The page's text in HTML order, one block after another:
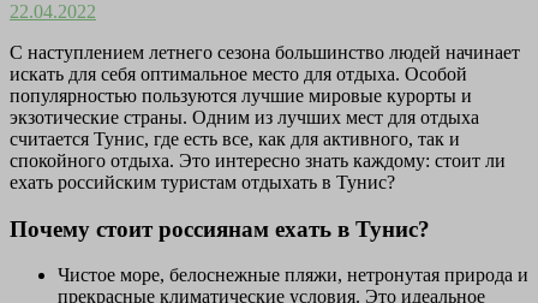
22.04.2022
С наступлением летнего сезона большинство людей начинает
искать для себя оптимальное место для отдыха. Особой
популярностью пользуются лучшие мировые курорты и
экзотические страны. Одним из лучших мест для отдыха
считается Тунис, где есть все, как для активного, так и
спокойного отдыха. Это интересно знать каждому: стоит ли
ехать российским туристам отдыхать в Тунис?
Почему стоит россиянам ехать в Тунис?
Чистое море, белоснежные пляжи, нетронутая природа и
прекрасные климатические условия. Это идеальное